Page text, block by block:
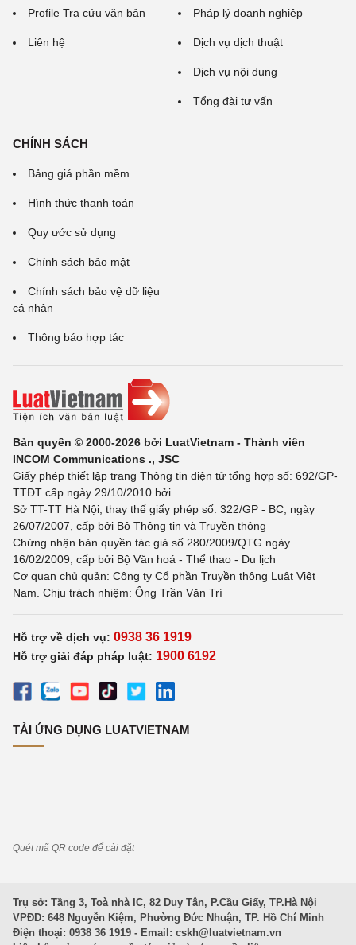
Profile Tra cứu văn bản
Liên hệ
Pháp lý doanh nghiệp
Dịch vụ dịch thuật
Dịch vụ nội dung
Tổng đài tư vấn
CHÍNH SÁCH
Bảng giá phần mềm
Hình thức thanh toán
Quy ước sử dụng
Chính sách bảo mật
Chính sách bảo vệ dữ liệu
cá nhân
Thông báo hợp tác
Bản quyền © 2000-2026 bởi LuatVietnam - Thành viên
INCOM Communications ., JSC
Giấy phép thiết lập trang Thông tin điện tử tổng hợp số: 692/GP-
TTĐT cấp ngày 29/10/2010 bởi
Sở TT-TT Hà Nội, thay thế giấy phép số: 322/GP - BC, ngày
26/07/2007, cấp bởi Bộ Thông tin và Truyền thông
Chứng nhận bản quyền tác giả số 280/2009/QTG ngày
16/02/2009, cấp bởi Bộ Văn hoá - Thể thao - Du lịch
Cơ quan chủ quản: Công ty Cổ phần Truyền thông Luật Việt
Nam. Chịu trách nhiệm: Ông Trần Văn Trí
Hỗ trợ về dịch vụ: 0938 36 1919
Hỗ trợ giải đáp pháp luật: 1900 6192
TẢI ỨNG DỤNG LUATVIETNAM
Quét mã QR code để cài đặt
Trụ sở: Tầng 3, Toà nhà IC, 82 Duy Tân, P.Cầu Giấy, TP.Hà Nội
VPĐD: 648 Nguyễn Kiệm, Phường Đức Nhuận, TP. Hồ Chí Minh
Điện thoại: 0938 36 1919 - Email: cskh@luatvietnam.vn